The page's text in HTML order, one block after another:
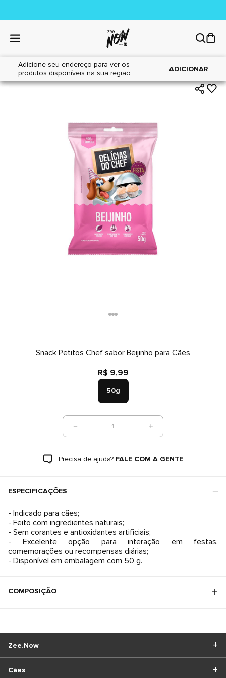
Adicione seu endereço para ver os
produtos disponíveis na sua região.
ADICIONAR
Home|Cães|Petiscos
Snack Petitos Chef sabor Beijinho para Cães
R$ 9,99
50g
1
Precisa de ajuda? FALE COM A GENTE
ESPECIFICAÇÕES
- Indicado para cães;
- Feito com ingredientes naturais;
- Sem corantes e antioxidantes artificiais;
- Excelente opção para interação em festas,
comemorações ou recompensas diárias;
- Disponível em embalagem com 50 g.
COMPOSIÇÃO
Cães
Zee.Now